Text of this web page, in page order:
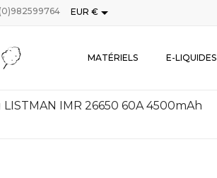
EUR €
MATÉRIELS E-LIQUIDES
LISTMAN IMR 26650 60A 4500mAh